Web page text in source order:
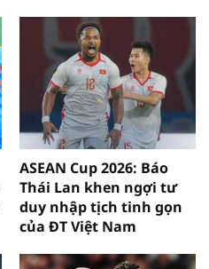
ASEAN Cup 2026: Báo
Thái Lan khen ngợi tư
duy nhập tịch tinh gọn
của ĐT Việt Nam